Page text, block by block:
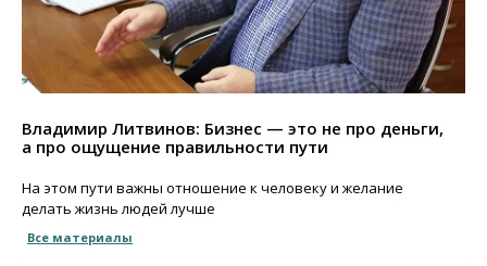
Владимир Литвинов: Бизнес — это не про деньги,
а про ощущение правильности пути
На этом пути важны отношение к человеку и желание
делать жизнь людей лучше
Все материалы